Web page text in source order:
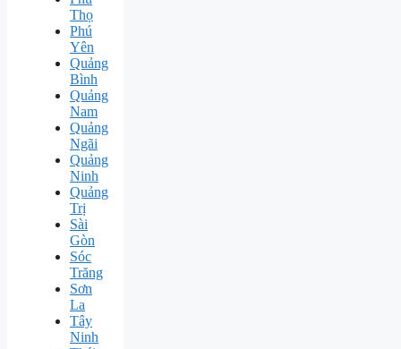
Thọ
Phú
Yên
Quảng
Bình
Quảng
Nam
Quảng
Ngãi
Quảng
Ninh
Quảng
Trị
Sài
Gòn
Sóc
Trăng
Sơn
La
Tây
Ninh